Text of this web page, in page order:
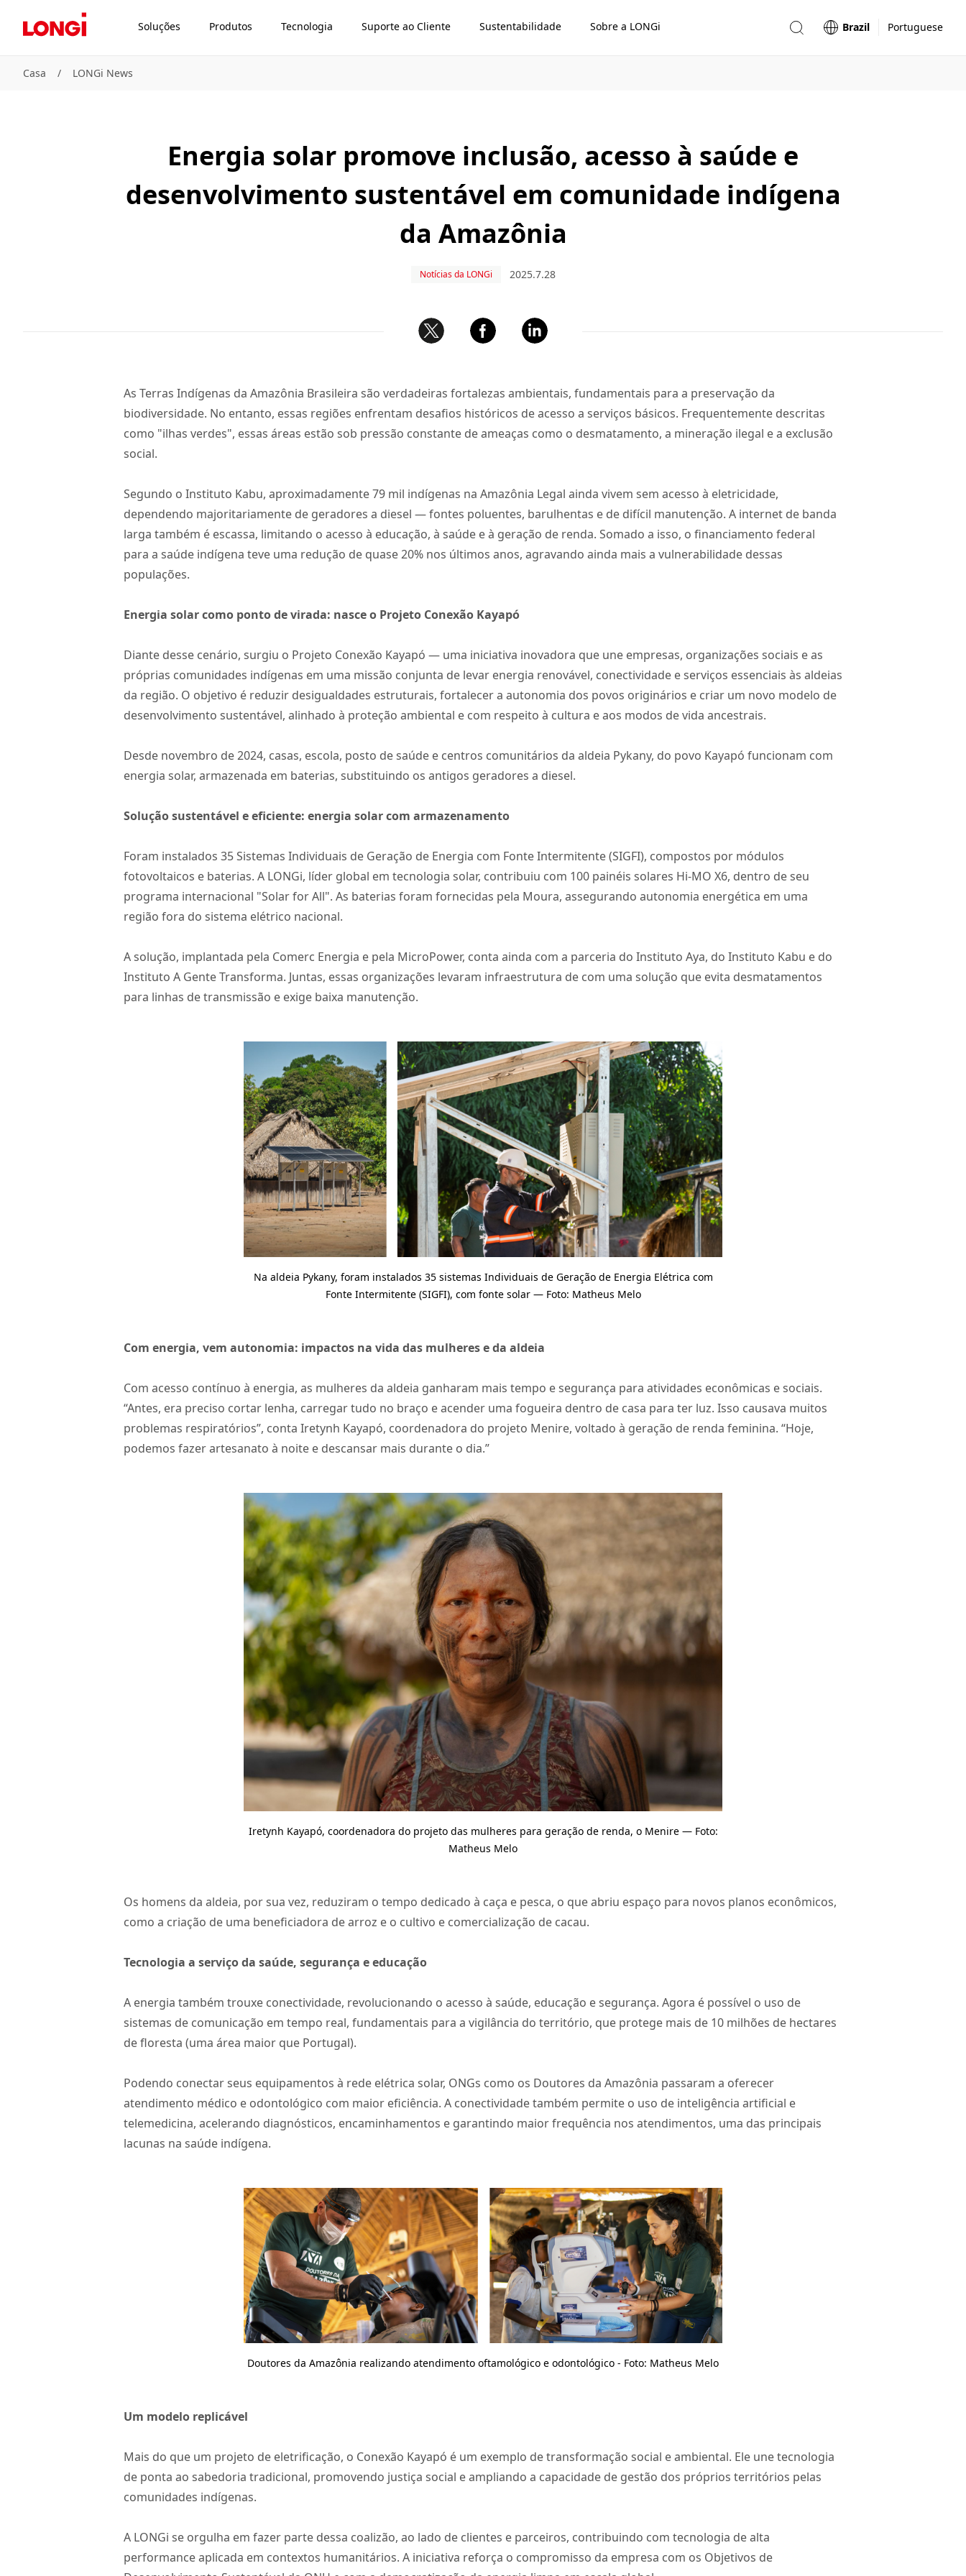
Soluções Produtos Tecnologia Suporte ao Cliente Sustentabilidade Sobre a LONGi Brazil Portuguese
Casa / LONGi News
Energia solar promove inclusão, acesso à saúde e
desenvolvimento sustentável em comunidade indígena
da Amazônia
Notícias da LONGi 2025.7.28
As Terras Indígenas da Amazônia Brasileira são verdadeiras fortalezas ambientais, fundamentais para a preservação da
biodiversidade. No entanto, essas regiões enfrentam desafios históricos de acesso a serviços básicos. Frequentemente descritas
como "ilhas verdes", essas áreas estão sob pressão constante de ameaças como o desmatamento, a mineração ilegal e a exclusão
social.
Segundo o Instituto Kabu, aproximadamente 79 mil indígenas na Amazônia Legal ainda vivem sem acesso à eletricidade,
dependendo majoritariamente de geradores a diesel — fontes poluentes, barulhentas e de difícil manutenção. A internet de banda
larga também é escassa, limitando o acesso à educação, à saúde e à geração de renda. Somado a isso, o financiamento federal
para a saúde indígena teve uma redução de quase 20% nos últimos anos, agravando ainda mais a vulnerabilidade dessas
populações.
Energia solar como ponto de virada: nasce o Projeto Conexão Kayapó
Diante desse cenário, surgiu o Projeto Conexão Kayapó — uma iniciativa inovadora que une empresas, organizações sociais e as
próprias comunidades indígenas em uma missão conjunta de levar energia renovável, conectividade e serviços essenciais às aldeias
da região. O objetivo é reduzir desigualdades estruturais, fortalecer a autonomia dos povos originários e criar um novo modelo de
desenvolvimento sustentável, alinhado à proteção ambiental e com respeito à cultura e aos modos de vida ancestrais.
Desde novembro de 2024, casas, escola, posto de saúde e centros comunitários da aldeia Pykany, do povo Kayapó funcionam com
energia solar, armazenada em baterias, substituindo os antigos geradores a diesel.
Solução sustentável e eficiente: energia solar com armazenamento
Foram instalados 35 Sistemas Individuais de Geração de Energia com Fonte Intermitente (SIGFI), compostos por módulos
fotovoltaicos e baterias. A LONGi, líder global em tecnologia solar, contribuiu com 100 painéis solares Hi-MO X6, dentro de seu
programa internacional "Solar for All". As baterias foram fornecidas pela Moura, assegurando autonomia energética em uma
região fora do sistema elétrico nacional.
A solução, implantada pela Comerc Energia e pela MicroPower, conta ainda com a parceria do Instituto Aya, do Instituto Kabu e do
Instituto A Gente Transforma. Juntas, essas organizações levaram infraestrutura de com uma solução que evita desmatamentos
para linhas de transmissão e exige baixa manutenção.
Na aldeia Pykany, foram instalados 35 sistemas Individuais de Geração de Energia Elétrica com
Fonte Intermitente (SIGFI), com fonte solar — Foto: Matheus Melo
Com energia, vem autonomia: impactos na vida das mulheres e da aldeia
Com acesso contínuo à energia, as mulheres da aldeia ganharam mais tempo e segurança para atividades econômicas e sociais.
“Antes, era preciso cortar lenha, carregar tudo no braço e acender uma fogueira dentro de casa para ter luz. Isso causava muitos
problemas respiratórios”, conta Iretynh Kayapó, coordenadora do projeto Menire, voltado à geração de renda feminina. “Hoje,
podemos fazer artesanato à noite e descansar mais durante o dia.”
Iretynh Kayapó, coordenadora do projeto das mulheres para geração de renda, o Menire — Foto:
Matheus Melo
Os homens da aldeia, por sua vez, reduziram o tempo dedicado à caça e pesca, o que abriu espaço para novos planos econômicos,
como a criação de uma beneficiadora de arroz e o cultivo e comercialização de cacau.
Tecnologia a serviço da saúde, segurança e educação
A energia também trouxe conectividade, revolucionando o acesso à saúde, educação e segurança. Agora é possível o uso de
sistemas de comunicação em tempo real, fundamentais para a vigilância do território, que protege mais de 10 milhões de hectares
de floresta (uma área maior que Portugal).
Podendo conectar seus equipamentos à rede elétrica solar, ONGs como os Doutores da Amazônia passaram a oferecer
atendimento médico e odontológico com maior eficiência. A conectividade também permite o uso de inteligência artificial e
telemedicina, acelerando diagnósticos, encaminhamentos e garantindo maior frequência nos atendimentos, uma das principais
lacunas na saúde indígena.
Doutores da Amazônia realizando atendimento oftamológico e odontológico - Foto: Matheus Melo
Um modelo replicável
Mais do que um projeto de eletrificação, o Conexão Kayapó é um exemplo de transformação social e ambiental. Ele une tecnologia
de ponta ao sabedoria tradicional, promovendo justiça social e ampliando a capacidade de gestão dos próprios territórios pelas
comunidades indígenas.
A LONGi se orgulha em fazer parte dessa coalizão, ao lado de clientes e parceiros, contribuindo com tecnologia de alta
performance aplicada em contextos humanitários. A iniciativa reforça o compromisso da empresa com os Objetivos de